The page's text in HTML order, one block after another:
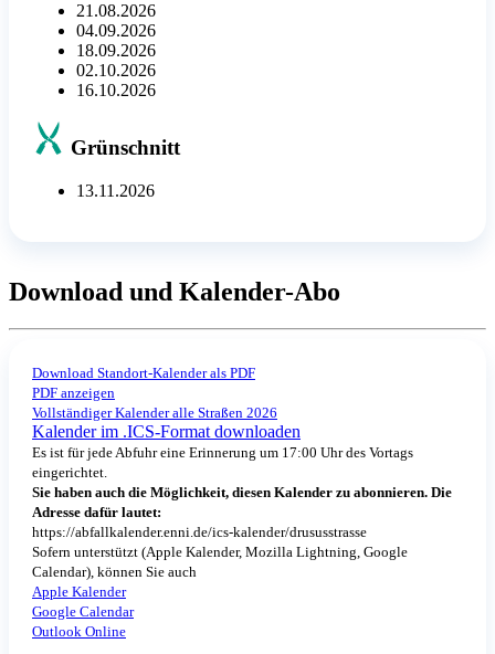
21.08.2026
04.09.2026
18.09.2026
02.10.2026
16.10.2026
Grünschnitt
13.11.2026
Download und Kalender-Abo
Download Standort-Kalender als PDF
PDF anzeigen
Vollständiger Kalender alle Straßen 2026
Kalender im .ICS-Format downloaden
Es ist für jede Abfuhr eine Erinnerung um 17:00 Uhr des Vortags
eingerichtet.
Sie haben auch die Möglichkeit, diesen Kalender zu abonnieren. Die
Adresse dafür lautet:
https://abfallkalender.enni.de/ics-kalender/drususstrasse
Sofern unterstützt (Apple Kalender, Mozilla Lightning, Google
Calendar), können Sie auch
Apple Kalender
Google Calendar
Outlook Online